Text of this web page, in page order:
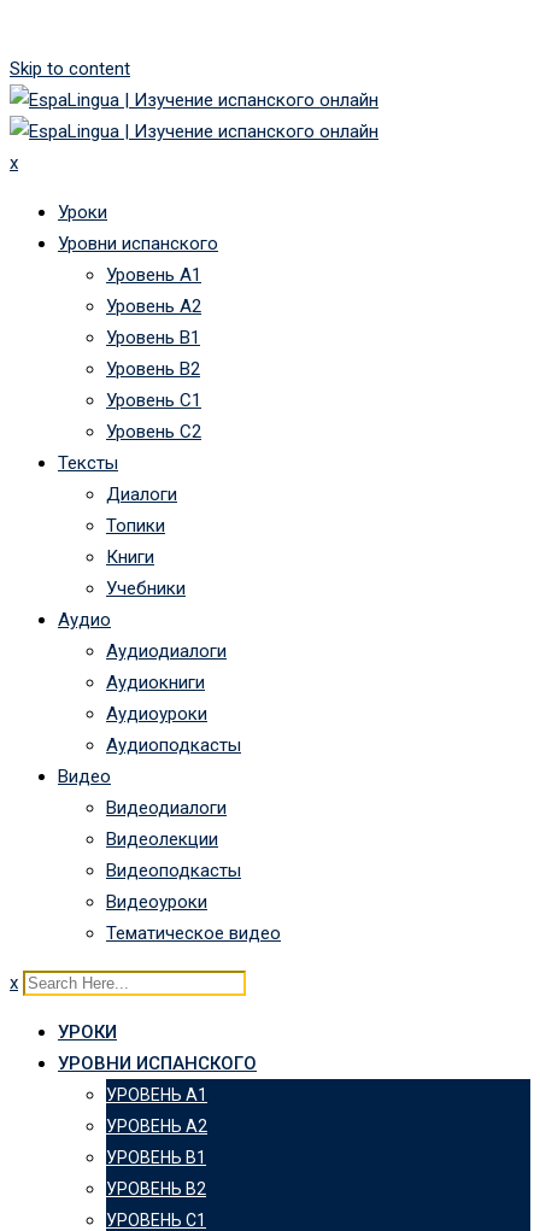
Skip to content
x
Уроки
Уровни испанского
Уровень А1
Уровень А2
Уровень B1
Уровень B2
Уровень C1
Уровень C2
Тексты
Диалоги
Топики
Книги
Учебники
Аудио
Аудиодиалоги
Аудиокниги
Аудиоуроки
Аудиоподкасты
Видео
Видеодиалоги
Видеолекции
Видеоподкасты
Видеоуроки
Тематическое видео
x
УРОКИ
УРОВНИ ИСПАНСКОГО
УРОВЕНЬ А1
УРОВЕНЬ А2
УРОВЕНЬ B1
УРОВЕНЬ B2
УРОВЕНЬ C1